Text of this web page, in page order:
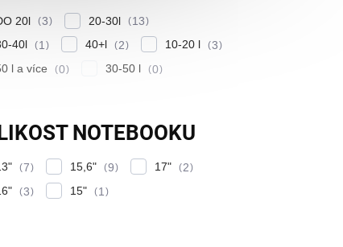
20l 3 20-30l
13
40l
1 40+l 2 10-20 l
3
l a více
0 30-50 l 0
NOTEBOOKU
7 15,6" 9 17"
2
3 15" 1